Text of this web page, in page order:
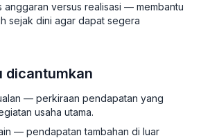
anggaran versus realisasi — membantu
sejak dini agar dapat segera
dicantumkan
— perkiraan pendapatan yang
usaha utama.
— pendapatan tambahan di luar